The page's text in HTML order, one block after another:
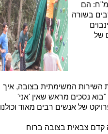
הם
בשורה
של
השירות המשימתית בצובה, איך
"בוא נסכים מראש שאין 'אני'
של אנשים רבים מאוד וכולנו
קדם צבאית בצובה ברוח